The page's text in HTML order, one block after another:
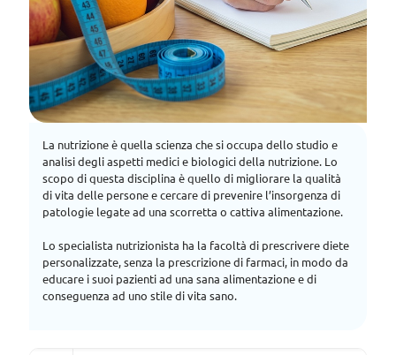
La nutrizione è quella scienza che si occupa dello studio e
analisi degli aspetti medici e biologici della nutrizione. Lo
scopo di questa disciplina è quello di migliorare la qualità
di vita delle persone e cercare di prevenire l’insorgenza di
patologie legate ad una scorretta o cattiva alimentazione.
Lo specialista nutrizionista ha la facoltà di prescrivere diete
personalizzate, senza la prescrizione di farmaci, in modo da
educare i suoi pazienti ad una sana alimentazione e di
conseguenza ad uno stile di vita sano.